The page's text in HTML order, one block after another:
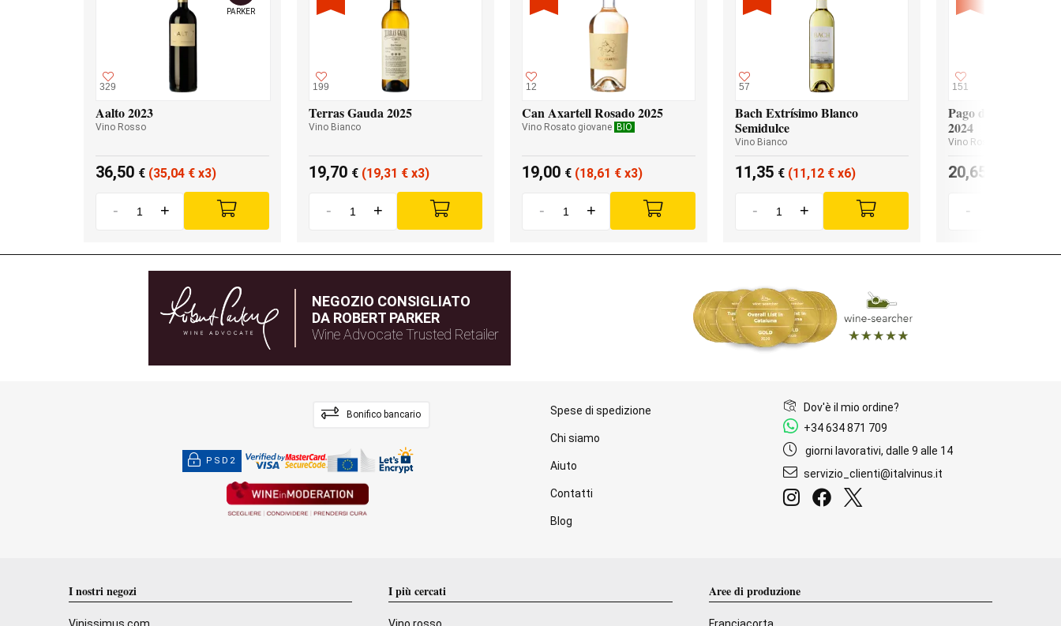
329
PARKER
Aalto 2023
Vino Rosso
36,50 € (35,04 € x3)
- +
199
Terras Gauda 2025
Vino Bianco
19,70 € (19,31 € x3)
- +
12
Can Axartell Rosado 2025
Vino Rosato giovane BIO
19,00 € (18,61 € x3)
- +
57
Bach Extrísimo Blanco
Semidulce
Vino Bianco
11,35 € (11,12 € x6)
- +
151
Pago de los
2024
Vino Rosso
20,65
-
NEGOZIO CONSIGLIATO
DA ROBERT PARKER
Wine Advocate Trusted Retailer
Bonifico bancario
PSD2
Spese di spedizione
Chi siamo
Aiuto
Contatti
Blog
Dov'è il mio ordine?
+34 634 871 709
giorni lavorativi, dalle 9 alle 14
servizio_clienti@italvinus.it
I nostri negozi
Vinissimus.com
I più cercati
Vino rosso
Aree di produzione
Franciacorta